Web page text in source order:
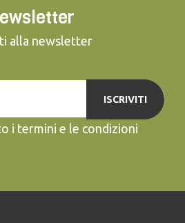
alla newsletter
ISCRIVITI
i termini e le condizioni